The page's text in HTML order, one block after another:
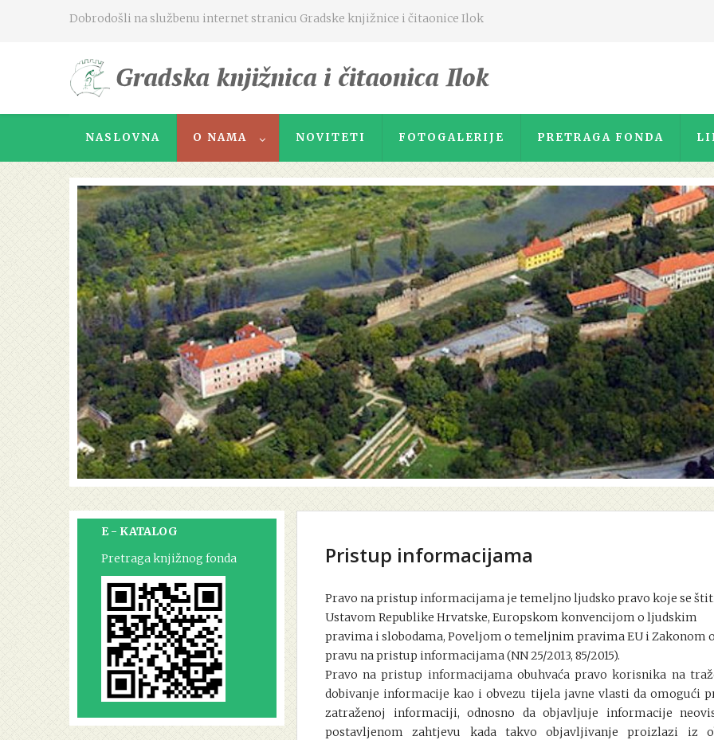
Dobrodošli na službenu internet stranicu Gradske knjižnice i čitaonice Ilok
NASLOVNA O NAMA NOVITETI FOTOGALERIJE PRETRAGA FONDA
E - KATALOG
Pretraga knjižnog fonda
Pristup informacijama
Pravo na pristup informacijama je temeljno ljudsko pravo koje se
Ustavom Republike Hrvatske, Europskom konvencijom o ljudskim
pravima i slobodama, Poveljom o temeljnim pravima EU i Zakonom
pravu na pristup informacijama (NN 25/2013, 85/2015).
Pravo na pristup informacijama obuhvaća pravo korisnika na
dobivanje informacije kao i obvezu tijela javne vlasti da omogući
zatraženoj informaciji, odnosno da objavljuje informacije
postavljenom zahtjevu kada takvo objavljivanje proizlazi iz